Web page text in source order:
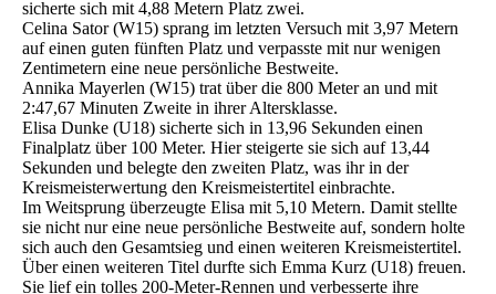
sicherte sich mit 4,88 Metern Platz zwei.
Celina Sator (W15) sprang im letzten Versuch mit 3,97 Metern
auf einen guten fünften Platz und verpasste mit nur wenigen
Zentimetern eine neue persönliche Bestweite.
Annika Mayerlen (W15) trat über die 800 Meter an und mit
2:47,67 Minuten Zweite in ihrer Altersklasse.
Elisa Dunke (U18) sicherte sich in 13,96 Sekunden einen
Finalplatz über 100 Meter. Hier steigerte sie sich auf 13,44
Sekunden und belegte den zweiten Platz, was ihr in der
Kreismeisterwertung den Kreismeistertitel einbrachte.
Im Weitsprung überzeugte Elisa mit 5,10 Metern. Damit stellte
sie nicht nur eine neue persönliche Bestweite auf, sondern holte
sich auch den Gesamtsieg und einen weiteren Kreismeistertitel.
Über einen weiteren Titel durfte sich Emma Kurz (U18) freuen.
Sie lief ein tolles 200-Meter-Rennen und verbesserte ihre